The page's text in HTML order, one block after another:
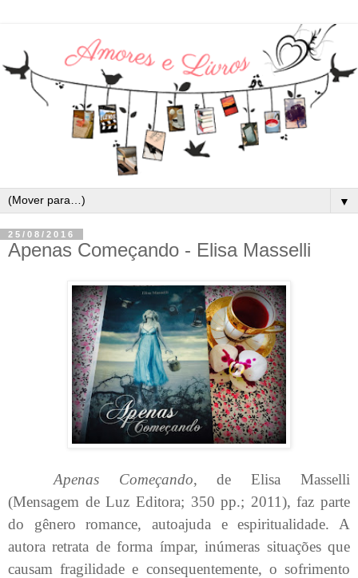
▼
25/08/2016
Apenas Começando - Elisa Masselli
Apenas Começando, de Elisa Masselli
(Mensagem de Luz Editora; 350 pp.; 2011), faz parte
do gênero romance, autoajuda e espiritualidade. A
autora retrata de forma ímpar, inúmeras situações que
causam fragilidade e consequentemente, o sofrimento